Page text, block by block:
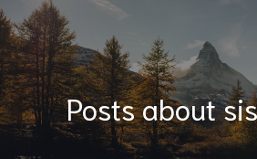
Posts about